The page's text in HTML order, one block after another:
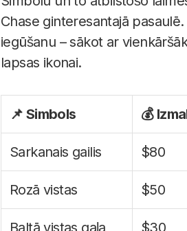
Chase ginteresantajā
iegūšanu – sākot ar
lapsas ikonai.
📌 Simbols 💰
Sarkanais gailis $80
Rozā vistas $50
Baltā vistas gaļa $30